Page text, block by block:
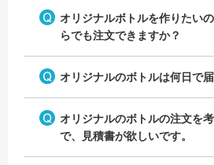
オリジナルボトルを作りたい
らでも注文できますか？
オリジナルのボトルは何日で
オリジナルのボトルの注文を
で、見積書が欲しいです。